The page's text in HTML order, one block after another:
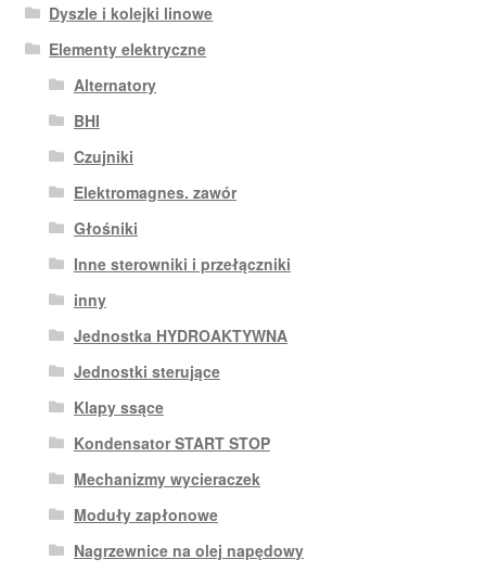
Dyszle i kolejki linowe
Elementy elektryczne
Alternatory
BHI
Czujniki
Elektromagnes. zawór
Głośniki
Inne sterowniki i przełączniki
inny
Jednostka HYDROAKTYWNA
Jednostki sterujące
Klapy ssące
Kondensator START STOP
Mechanizmy wycieraczek
Moduły zapłonowe
Nagrzewnice na olej napędowy